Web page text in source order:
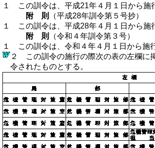
１ この訓令は、平成21年４月１日から施
附 則
（平成28年訓令第５号抄）
１ この訓令は、平成28年４月１日から施
附 則
（令和４年訓令第３号）
１ この訓令は、令和４年４月１日から施
２ この訓令の施行の際次の表の左欄に
令されたものとする。